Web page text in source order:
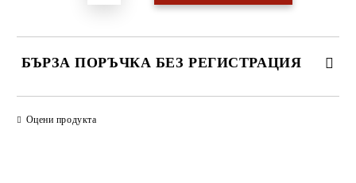
БЪРЗА ПОРЪЧКА БЕЗ РЕГИСТРАЦИЯ
Оцени продукта